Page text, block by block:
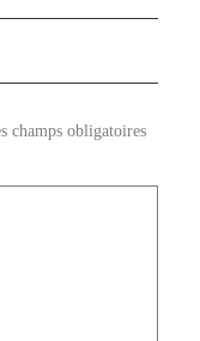
champs obligatoires